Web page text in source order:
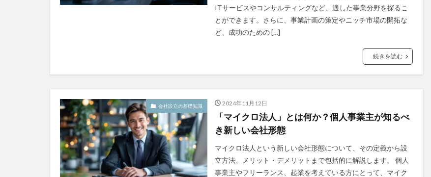
ITサービスやコンサルティングなど、適した事業分野を探るこ
とができます。さらに、事業計画の策定やニッチ市場の開拓な
ど、成功のための […]
続きを読む
会社設立の基礎知識 2024年11月12日
「マイクロ法人」とは何か？個人事業主が知るべ
き新しい会社形態
マイクロ法人という新しい会社形態について、その定義から設
立方法、メリット・デメリットまで包括的に解説します。 個人
事業主やフリーランス、起業を考えている方にとって、マイク